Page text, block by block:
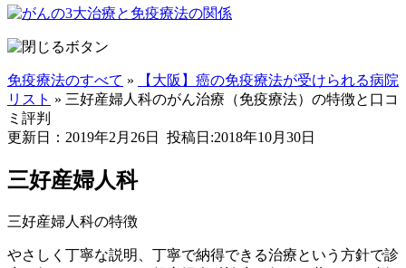
免疫療法のすべて »
【大阪】癌の免疫療法が受けられる病院
リスト » 三好産婦人科のがん治療（免疫療法）の特徴と口コ
ミ評判
更新日：2019年2月26日
投稿日:2018年10月30日
三好産婦人科
三好産婦人科の特徴
やさしく丁寧な説明、丁寧で納得できる治療という方針で診